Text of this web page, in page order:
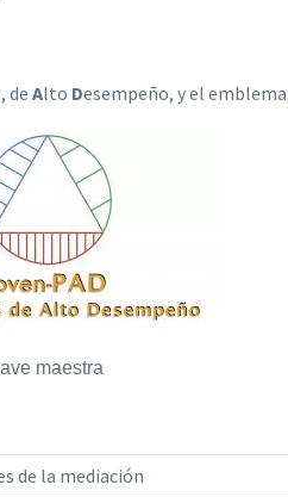
deAlto Desempeño, y el
maestra
de la mediación